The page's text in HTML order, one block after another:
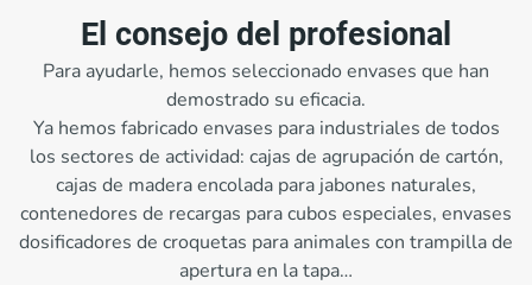
El consejo del profesional
Para ayudarle, hemos seleccionado envases que han
demostrado su eficacia.
Ya hemos fabricado envases para industriales de todos
los sectores de actividad: cajas de agrupación de cartón,
cajas de madera encolada para jabones naturales,
contenedores de recargas para cubos especiales, envases
dosificadores de croquetas para animales con trampilla de
apertura en la tapa…